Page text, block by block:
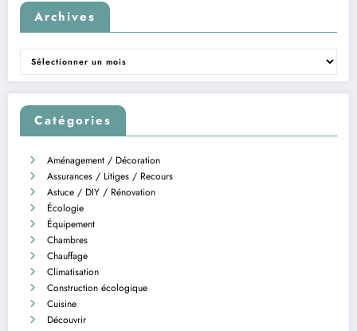
Archives
Archives
Catégories
Aménagement / Décoration
Assurances / Litiges / Recours
Astuce / DIY / Rénovation
Écologie
Équipement
Chambres
Chauffage
Climatisation
Construction écologique
Cuisine
Découvrir